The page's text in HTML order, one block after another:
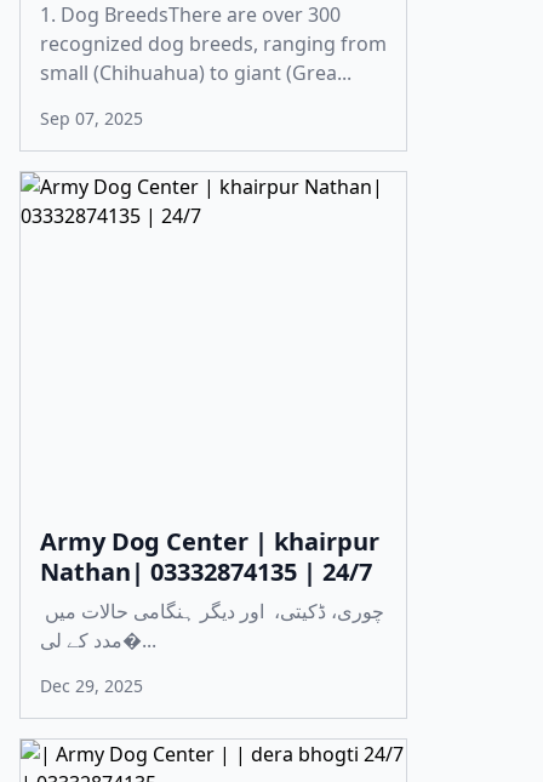
1. Dog BreedsThere are over 300
recognized dog breeds, ranging from
small (Chihuahua) to giant (Grea...
Sep 07, 2025
Army Dog Center | khairpur
Nathan| 03332874135 | 24/7
مدد کے لی�...
Dec 29, 2025